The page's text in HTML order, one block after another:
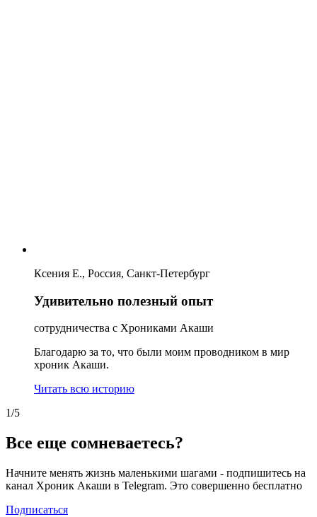
Ксения Е., Россия, Санкт-Петербург
Удивительно полезный опыт
сотрудничества с Хрониками Акаши
Благодарю за то, что были моим проводником в мир
хроник Акаши.
Читать всю историю
1/5
Все еще сомневаетесь?
Начните менять жизнь маленькими шагами - подпишитесь на
канал Хроник Акаши в Telegram. Это совершенно бесплатно
Подписаться